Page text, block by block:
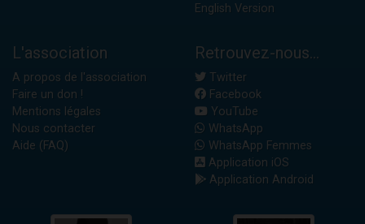
English Version
L'association
A propos de l'association
Faire un don !
Mentions légales
Nous contacter
Aide (FAQ)
Retrouvez-nous...
Twitter
Facebook
YouTube
WhatsApp
WhatsApp Femmes
Application iOS
Application Android